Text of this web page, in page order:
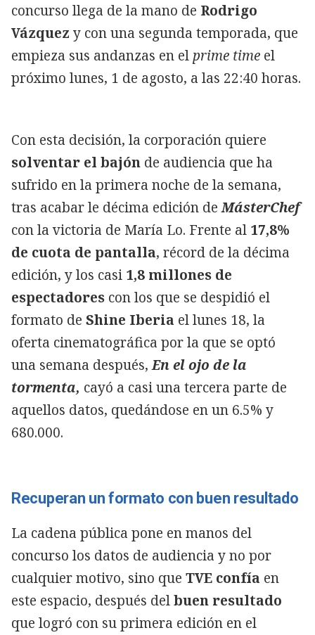
concurso llega de la mano de Rodrigo
Vázquez y con una segunda temporada, que
empieza sus andanzas en el prime time el
próximo lunes, 1 de agosto, a las 22:40 horas.
Con esta decisión, la corporación quiere
solventar el bajón de audiencia que ha
sufrido en la primera noche de la semana,
tras acabar le décima edición deMásterChef
con la victoria de María Lo. Frente al 17,8%
de cuota de pantalla, récord de la décima
edición, y los casi 1,8 millones de
espectadores con los que se despidió el
formato de Shine Iberia el lunes 18, la
oferta cinematográfica por la que se optó
una semana después,En el ojo de la
tormenta, cayó a casi una tercera parte de
aquellos datos, quedándose en un 6.5% y
680.000.
Recuperan un formato con buen resultado
La cadena pública pone en manos del
concurso los datos de audiencia y no por
cualquier motivo, sino que TVE confía en
este espacio, después delbuen resultado
que logró con su primera edición en el